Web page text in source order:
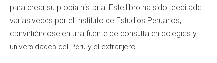
para crear su propia historia. Este libro ha sido reeditado
varias veces por el Instituto de Estudios Peruanos,
convirtiéndose en una fuente de consulta en colegios y
universidades del Perú y el extranjero.